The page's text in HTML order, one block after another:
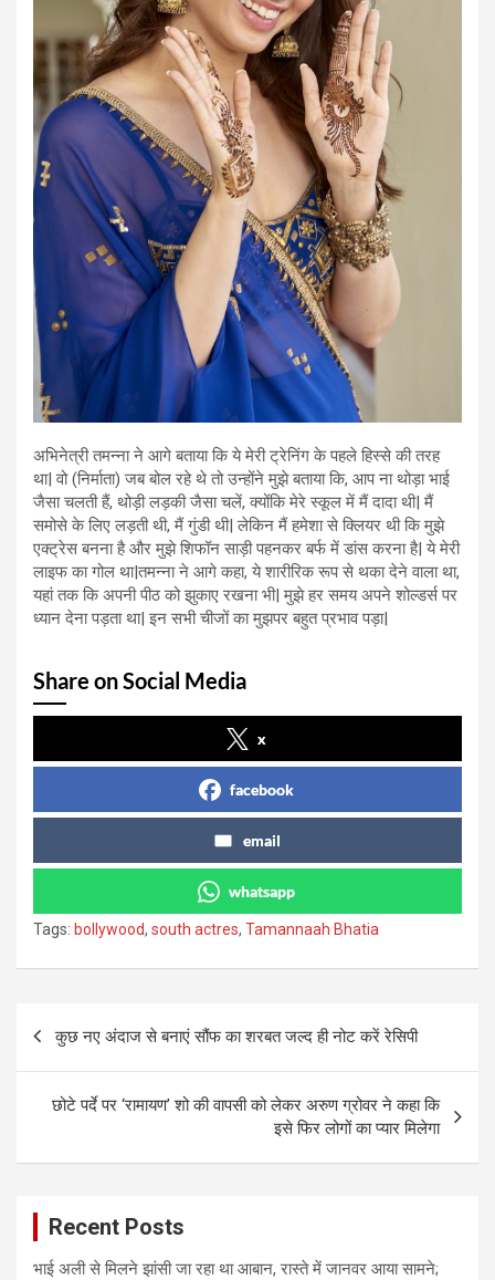
अभिनेत्री तमन्ना ने आगे बताया कि ये मेरी ट्रेनिंग के पहले हिस्से की तरह
था| वो (निर्माता) जब बोल रहे थे तो उन्होंने मुझे बताया कि, आप ना थोड़ा भाई
जैसा चलती हैं, थोड़ी लड़की जैसा चलें, क्योंकि मेरे स्कूल में मैं दादा थी| मैं
समोसे के लिए लड़ती थी, मैं गुंडी थी| लेकिन मैं हमेशा से क्लियर थी कि मुझे
एक्ट्रेस बनना है और मुझे शिफॉन साड़ी पहनकर बर्फ में डांस करना है| ये मेरी
लाइफ का गोल था|तमन्ना ने आगे कहा, ये शारीरिक रूप से थका देने वाला था,
यहां तक कि अपनी पीठ को झुकाए रखना भी| मुझे हर समय अपने शोल्डर्स पर
ध्यान देना पड़ता था| इन सभी चीजों का मुझपर बहुत प्रभाव पड़ा|
Share on Social Media
x
facebook
email
whatsapp
Tags: bollywood, south actres, Tamannaah Bhatia
navigation
कुछ नए अंदाज से बनाएं सौंफ का शरबत जल्द ही नोट करें रेसिपी
छोटे पर्दे पर ‘रामायण’ शो की वापसी को लेकर अरुण ग्रोवर ने कहा कि
इसे फिर लोगों का प्यार मिलेगा
Recent Posts
भाई अली से मिलने झांसी जा रहा था आबान, रास्ते में जानवर आया सामने;